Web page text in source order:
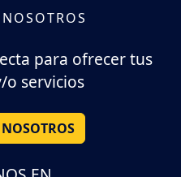
para ofrecer tus
o servicios